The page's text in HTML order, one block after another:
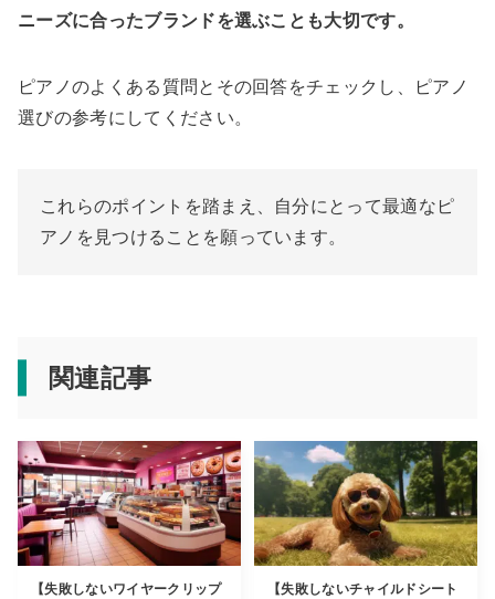
ニーズに合ったブランドを選ぶことも大切です。
ピアノのよくある質問とその回答をチェックし、ピアノ
選びの参考にしてください。
これらのポイントを踏まえ、自分にとって最適なピ
アノを見つけることを願っています。
関連記事
【失敗しないワイヤークリップ
【失敗しないチャイルドシート